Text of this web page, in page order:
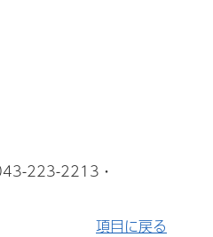
223-2213・
項目に戻る